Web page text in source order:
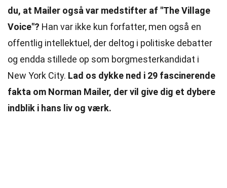
du, at Mailer også var medstifter af "The Village
Voice"? Han var ikke kun forfatter, men også en
offentlig intellektuel, der deltog i politiske debatter
og endda stillede op som borgmesterkandidat i
New York City. Lad os dykke ned i 29 fascinerende
fakta om Norman Mailer, der vil give dig et dybere
indblik i hans liv og værk.